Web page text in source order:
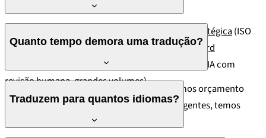
Tradução Estratégica(ISO
17100, para conteúdos críticos),Tradução Standard
(profissional, custo equilibrado) e
(IA com
revisão humana, grandes volumes).
Quanto tempo demora uma tradução?
Depende do volume e complexidade. Enviamos orçamento
com prazo em até 3 horas. Para projectos urgentes, temos
opção de entrega acelerada.
Traduzem para quantos idiomas?